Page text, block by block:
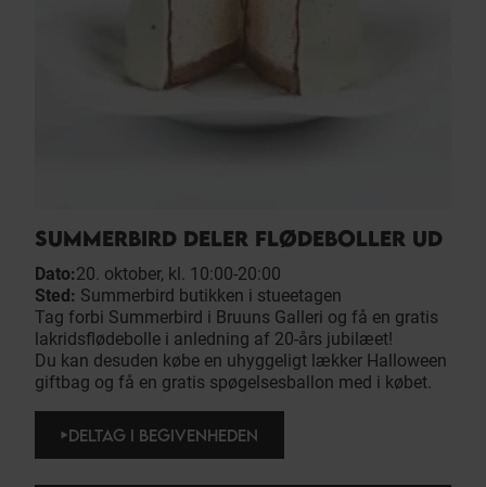
SUMMERBIRD DELER FLØDEBOLLER UD
Dato:20. oktober, kl. 10:00-20:00
Sted: Summerbird butikken i stueetagen
Tag forbi Summerbird i Bruuns Galleri og få en gratis
lakridsflødebolle i anledning af 20-års jubilæet!
Du kan desuden købe en uhyggeligt lækker Halloween
giftbag og få en gratis spøgelsesballon med i købet.
DELTAG I BEGIVENHEDEN